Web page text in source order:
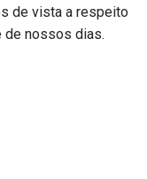
de vista a respeito
de nossos dias.